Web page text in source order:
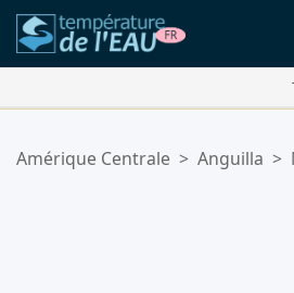
Votre liste de favoris est vide.
Amérique Centrale > Anguilla >